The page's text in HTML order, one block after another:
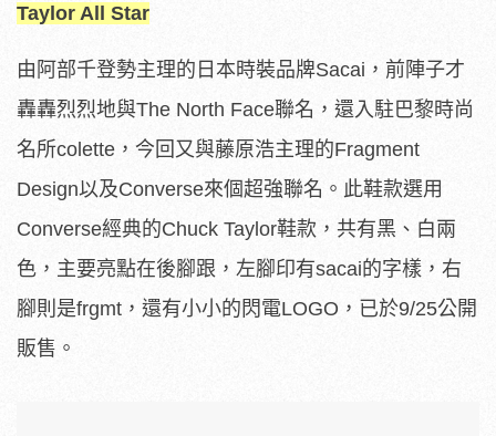
Taylor All Star
由阿部千登勢主理的日本時裝品牌Sacai，前陣子才
轟轟烈烈地與The North Face聯名，還入駐巴黎時尚
名所colette，今回又與藤原浩主理的Fragment
Design以及Converse來個超強聯名。此鞋款選用
Converse經典的Chuck Taylor鞋款，共有黑、白兩
色，主要亮點在後腳跟，左腳印有sacai的字樣，右
腳則是frgmt，還有小小的閃電LOGO，已於9/25公開
販售。